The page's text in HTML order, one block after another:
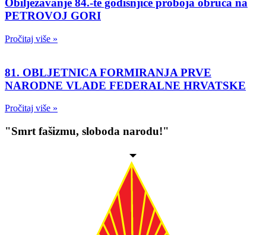
Obilježavanje 84.-te godišnjice proboja obruča na
PETROVOJ GORI
Pročitaj više »
81. OBLJETNICA FORMIRANJA PRVE
NARODNE VLADE FEDERALNE HRVATSKE
Pročitaj više »
"Smrt fašizmu, sloboda narodu!"